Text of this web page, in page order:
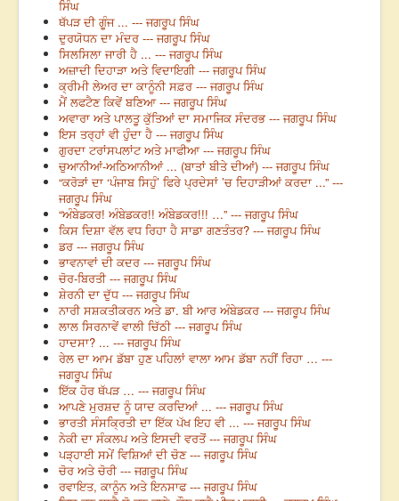
ਸਿੰਘ
ਥੱਪੜ ਦੀ ਗੂੰਜ ... --- ਜਗਰੂਪ ਸਿੰਘ
ਦੁਰਯੋਧਨ ਦਾ ਮੰਦਰ --- ਜਗਰੂਪ ਸਿੰਘ
ਸਿਲਸਿਲਾ ਜਾਰੀ ਹੈ ... --- ਜਗਰੂਪ ਸਿੰਘ
ਅਜ਼ਾਦੀ ਦਿਹਾੜਾ ਅਤੇ ਵਿਦਾਇਗੀ --- ਜਗਰੂਪ ਸਿੰਘ
ਕ੍ਰੀਮੀ ਲੇਅਰ ਦਾ ਕਾਨੂੰਨੀ ਸਫ਼ਰ --- ਜਗਰੂਪ ਸਿੰਘ
ਮੈਂ ਲਫਟੈਣ ਕਿਵੇਂ ਬਣਿਆ --- ਜਗਰੂਪ ਸਿੰਘ
ਅਵਾਰਾ ਅਤੇ ਪਾਲਤੂ ਕੁੱਤਿਆਂ ਦਾ ਸਮਾਜਿਕ ਸੰਦਰਭ --- ਜਗਰੂਪ ਸਿੰਘ
ਇਸ ਤਰ੍ਹਾਂ ਵੀ ਹੁੰਦਾ ਹੈ --- ਜਗਰੂਪ ਸਿੰਘ
ਗੁਰਦਾ ਟਰਾਂਸਪਲਾਂਟ ਅਤੇ ਮਾਫੀਆ --- ਜਗਰੂਪ ਸਿੰਘ
ਚੁਆਨੀਆਂ-ਅਠਿਆਨੀਆਂ ... (ਬਾਤਾਂ ਬੀਤੇ ਦੀਆਂ) --- ਜਗਰੂਪ ਸਿੰਘ
“ਕਰੋੜਾਂ ਦਾ ‘ਪੰਜਾਬ ਸਿਹੁੰ’ ਫਿਰੇ ਪ੍ਰਦੇਸਾਂ ’ਚ ਦਿਹਾੜੀਆਂ ਕਰਦਾ ...” ---
ਜਗਰੂਪ ਸਿੰਘ
“ਅੰਬੇਡਕਰ! ਅੰਬੇਡਕਰ!! ਅੰਬੇਡਕਰ!!! …” --- ਜਗਰੂਪ ਸਿੰਘ
ਕਿਸ ਦਿਸ਼ਾ ਵੱਲ ਵਧ ਰਿਹਾ ਹੈ ਸਾਡਾ ਗਣਤੰਤਰ? --- ਜਗਰੂਪ ਸਿੰਘ
ਡਰ --- ਜਗਰੂਪ ਸਿੰਘ
ਭਾਵਨਾਵਾਂ ਦੀ ਕਦਰ --- ਜਗਰੂਪ ਸਿੰਘ
ਚੋਰ-ਬਿਰਤੀ --- ਜਗਰੂਪ ਸਿੰਘ
ਸ਼ੇਰਨੀ ਦਾ ਦੁੱਧ --- ਜਗਰੂਪ ਸਿੰਘ
ਨਾਰੀ ਸਸ਼ਕਤੀਕਰਨ ਅਤੇ ਡਾ. ਬੀ ਆਰ ਅੰਬੇਡਕਰ --- ਜਗਰੂਪ ਸਿੰਘ
ਲਾਲ ਸਿਰਨਾਵੇਂ ਵਾਲੀ ਚਿੱਠੀ --- ਜਗਰੂਪ ਸਿੰਘ
ਹਾਦਸਾ? ... --- ਜਗਰੂਪ ਸਿੰਘ
ਰੇਲ ਦਾ ਆਮ ਡੱਬਾ ਹੁਣ ਪਹਿਲਾਂ ਵਾਲਾ ਆਮ ਡੱਬਾ ਨਹੀਂ ਰਿਹਾ … ---
ਜਗਰੂਪ ਸਿੰਘ
ਇੱਕ ਹੋਰ ਥੱਪੜ … --- ਜਗਰੂਪ ਸਿੰਘ
ਆਪਣੇ ਮੁਰਸ਼ਦ ਨੂੰ ਯਾਦ ਕਰਦਿਆਂ ... --- ਜਗਰੂਪ ਸਿੰਘ
ਭਾਰਤੀ ਸੰਸਕ੍ਰਿਤੀ ਦਾ ਇੱਕ ਪੱਖ ਇਹ ਵੀ ... --- ਜਗਰੂਪ ਸਿੰਘ
ਨੇਕੀ ਦਾ ਸੰਕਲਪ ਅਤੇ ਇਸਦੀ ਵਰਤੋਂ --- ਜਗਰੂਪ ਸਿੰਘ
ਪੜ੍ਹਾਈ ਸਮੇਂ ਵਿਸ਼ਿਆਂ ਦੀ ਚੋਣ --- ਜਗਰੂਪ ਸਿੰਘ
ਚੋਰ ਅਤੇ ਚੋਰੀ --- ਜਗਰੂਪ ਸਿੰਘ
ਰਵਾਇਤ, ਕਾਨੂੰਨ ਅਤੇ ਇਨਸਾਫ --- ਜਗਰੂਪ ਸਿੰਘ